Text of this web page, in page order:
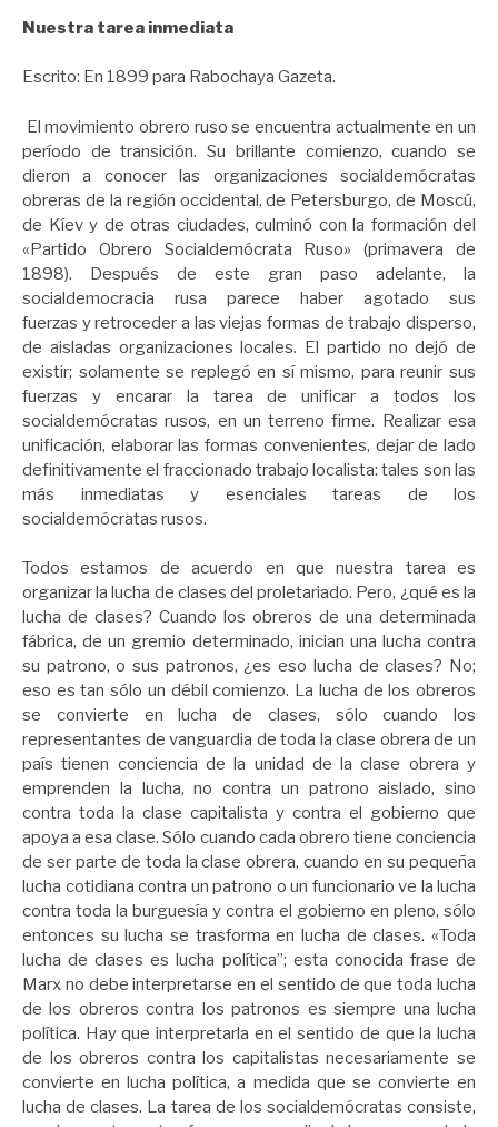
Nuestra tarea inmediata
Escrito: En 1899 para Rabochaya Gazeta.
El movimiento obrero ruso se encuentra actualmente en un
período de transición. Su brillante comienzo, cuando se
dieron a conocer las organizaciones socialdemócratas
obreras de la región occidental, de Petersburgo, de Moscú,
de Kíev y de otras ciudades, culminó con la formación del
«Partido Obrero Socialdemócrata Ruso» (primavera de
1898). Después de este gran paso adelante, la
socialdemocracia rusa parece haber agotado sus
fuerzas y retroceder a las viejas formas de trabajo disperso,
de aisladas organizaciones locales. El partido no dejó de
existir; solamente se replegó en sí mismo, para reunir sus
fuerzas y encarar la tarea de unificar a todos los
socialdemócratas rusos, en un terreno firme. Realizar esa
unificación, elaborar las formas convenientes, dejar de lado
definitivamente el fraccionado trabajo localista: tales son las
más inmediatas y esenciales tareas de los
socialdemócratas rusos.
Todos estamos de acuerdo en que nuestra tarea es
organizar la lucha de clases del proletariado. Pero, ¿qué es la
lucha de clases? Cuando los obreros de una determinada
fábrica, de un gremio determinado, inician una lucha contra
su patrono, o sus patronos, ¿es eso lucha de clases? No;
eso es tan sólo un débil comienzo. La lucha de los obreros
se convierte en lucha de clases, sólo cuando los
representantes de vanguardia de toda la clase obrera de un
país tienen conciencia de la unidad de la clase obrera y
emprenden la lucha, no contra un patrono aislado, sino
contra toda la clase capitalista y contra el gobierno que
apoya a esa clase. Sólo cuando cada obrero tiene conciencia
de ser parte de toda la clase obrera, cuando en su pequeña
lucha cotidiana contra un patrono o un funcionario ve la lucha
contra toda la burguesía y contra el gobierno en pleno, sólo
entonces su lucha se trasforma en lucha de clases. «Toda
lucha de clases es lucha política”; esta conocida frase de
Marx no debe interpretarse en el sentido de que toda lucha
de los obreros contra los patronos es siempre una lucha
política. Hay que interpretarla en el sentido de que la lucha
de los obreros contra los capitalistas necesariamente se
convierte en lucha política, a medida que se convierte en
lucha de clases. La tarea de los socialdemócratas consiste,